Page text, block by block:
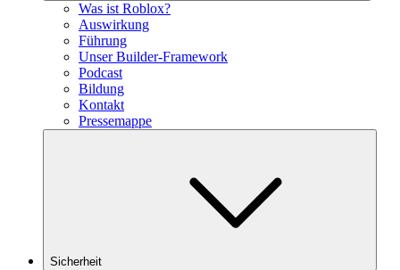
Was ist Roblox?
Auswirkung
Führung
Unser Builder-Framework
Podcast
Bildung
Kontakt
Pressemappe
Sicherheit